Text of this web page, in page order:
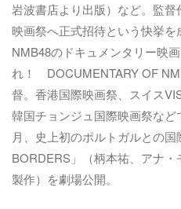
岩波書店より出版）など。監
映画祭へ正式招待という快挙を
NMB48のドキュメンタリー映
れ！ DOCUMENTARY OF
督。香港国際映画祭、スイス
韓国チョンジュ国際映画祭な
月、史上初のポルトガルとの
BORDERS」（柄本祐、アナ
製作）を劇場公開。